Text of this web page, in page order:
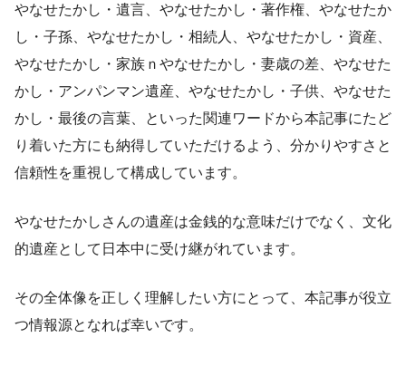
やなせたかし・遺言、やなせたかし・著作権、やなせたか
し・子孫、やなせたかし・相続人、やなせたかし・資産、
やなせたかし・家族ｎやなせたかし・妻歳の差、やなせた
かし・アンパンマン遺産、やなせたかし・子供、やなせた
かし・最後の言葉、といった関連ワードから本記事にたど
り着いた方にも納得していただけるよう、分かりやすさと
信頼性を重視して構成しています。
やなせたかしさんの遺産は金銭的な意味だけでなく、文化
的遺産として日本中に受け継がれています。
その全体像を正しく理解したい方にとって、本記事が役立
つ情報源となれば幸いです。